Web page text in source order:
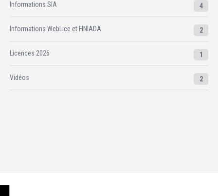
Informations SIA 4
Informations WebLice et FINIADA 2
Licences 2026 1
Vidéos 2